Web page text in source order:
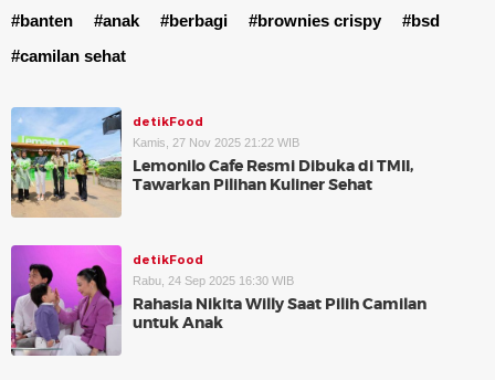
#banten #anak #berbagi #brownies crispy
#bsd
#camilan sehat
detikFood
Kamis, 27 Nov 2025 21:22 WIB
Lemonilo Cafe Resmi Dibuka di TMII,
Tawarkan Pilihan Kuliner Sehat
detikFood
Rabu, 24 Sep 2025 16:30 WIB
Rahasia Nikita Willy Saat Pilih Camilan
untuk Anak